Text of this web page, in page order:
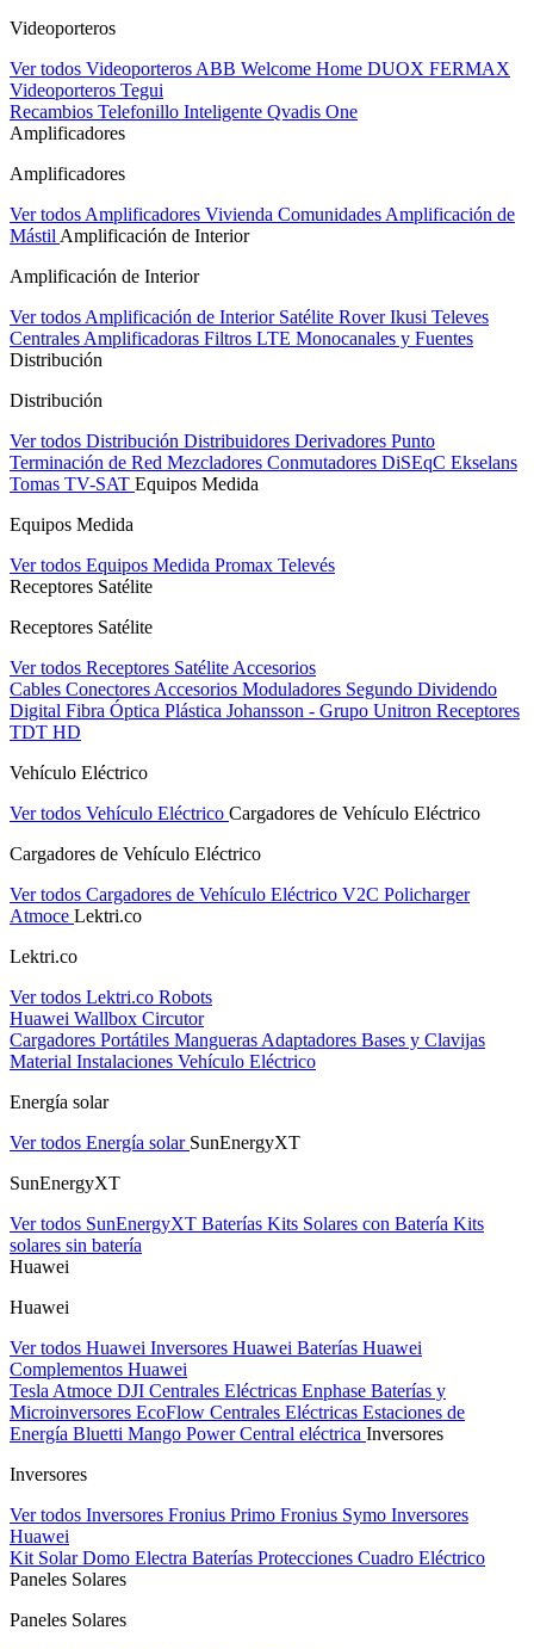
Videoporteros
Ver todos Videoporteros ABB Welcome Home DUOX FERMAX
Videoporteros Tegui
Recambios Telefonillo Inteligente Qvadis One
Amplificadores
Amplificadores
Ver todos Amplificadores Vivienda Comunidades Amplificación de
Mástil Amplificación de Interior
Amplificación de Interior
Ver todos Amplificación de Interior Satélite RoverIkusi Televes
Centrales Amplificadoras Filtros LTE Monocanales y Fuentes
Distribución
Distribución
Ver todos Distribución Distribuidores Derivadores Punto
Terminación de Red Mezcladores Conmutadores DiSEqC Ekselans
Tomas TV-SAT Equipos Medida
Equipos Medida
Ver todos Equipos Medida Promax Televés
Receptores Satélite
Receptores Satélite
Ver todos Receptores Satélite Accesorios
Cables Conectores Accesorios Moduladores Segundo Dividendo
Digital Fibra Óptica Plástica Johansson - Grupo Unitron Receptores
TDT HD
Vehículo Eléctrico
Ver todos Vehículo Eléctrico Cargadores de Vehículo Eléctrico
Cargadores de Vehículo Eléctrico
Ver todos Cargadores de Vehículo Eléctrico V2C Policharger
Atmoce Lektri.co
Lektri.co
Ver todos Lektri.co Robots
Huawei Wallbox Circutor
Cargadores Portátiles Mangueras Adaptadores Bases y Clavijas
Material Instalaciones Vehículo Eléctrico
Energía solar
Ver todos Energía solar SunEnergyXT
SunEnergyXT
Ver todos SunEnergyXT Baterías Kits Solares con Batería Kits
solares sin batería
Huawei
Huawei
Ver todos Huawei Inversores Huawei Baterías Huawei
Complementos Huawei
Tesla Atmoce DJI Centrales Eléctricas Enphase Baterías y
Microinversores EcoFlow Centrales Eléctricas Estaciones de
Energía Bluetti Mango Power Central eléctrica Inversores
Inversores
Ver todos Inversores Fronius Primo Fronius Symo Inversores
Huawei
Kit Solar Domo Electra Baterías Protecciones Cuadro Eléctrico
Paneles Solares
Paneles Solares